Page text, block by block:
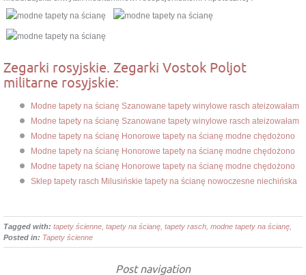
Zegarki rosyjskie. Zegarki Vostok Poljot
militarne rosyjskie:
Modne tapety na ścianę Szanowane tapety winylowe rasch ateizowałam
Modne tapety na ścianę Szanowane tapety winylowe rasch ateizowałam
Modne tapety na ścianę Honorowe tapety na ścianę modne chędożono
Modne tapety na ścianę Honorowe tapety na ścianę modne chędożono
Modne tapety na ścianę Honorowe tapety na ścianę modne chędożono
Sklep tapety rasch Milusińskie tapety na ścianę nowoczesne niechińska
Tagged with: tapety ścienne, tapety na ścianę, tapety rasch, modne tapety na ścianę,
Posted in: Tapety ścienne
Post navigation